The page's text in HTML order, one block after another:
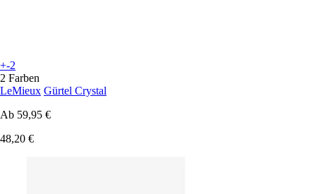
+-2
2 Farben
LeMieux Gürtel Crystal
Ab 59,95 €
48,20 €